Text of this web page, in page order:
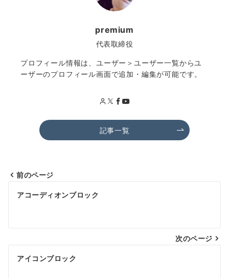
premium
代表取締役
プロフィール情報は、ユーザー＞ユーザー一覧からユ
ーザーのプロフィール画面で追加・編集が可能です。
記事一覧
投
ナ
ビ
ゲ
前のページ
アコーディオンブロック
次のページ
アイコンブロック